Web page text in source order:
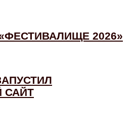
«ФЕСТИВАЛИЩЕ 2026»
САЙТ